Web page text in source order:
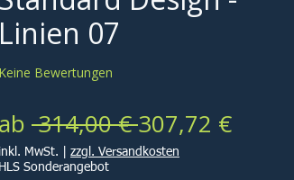
Linien 07
Keine Bewertungen
ab 314,00 € Standardpreis
307,72 €Sale-
inkl. MwSt.
zzgl. Versandkosten
HLS Sonderangebot